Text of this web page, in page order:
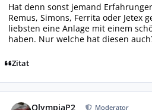
Hat denn sonst jemand
Remus, Simons, Ferrita oder Jetex
liebsten eine Anlage mit einem
haben. Nur welche hat diesen
Zitat
OlympiaP2 Moderator